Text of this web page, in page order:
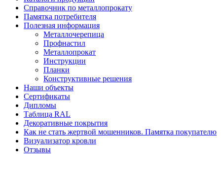
Справочник по металлопрокату
Памятка потребителя
Полезная информация
Металлочерепица
Профнастил
Металлопрокат
Инструкции
Планки
Конструктивные решения
Наши объекты
Сертификаты
Дипломы
Таблица RAL
Декоративные покрытия
Как не стать жертвой мошенников. Памятка покупателю
Визуализатор кровли
Отзывы